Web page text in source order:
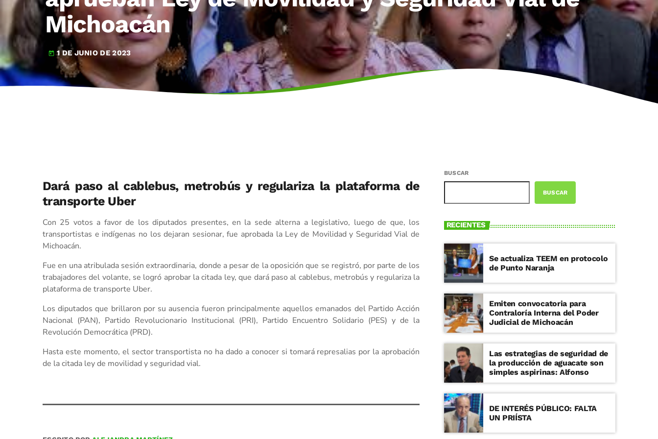
Michoacán
today 1 DE JUNIO DE 2023
Dará paso al cablebus, metrobús y regulariza la plataforma de
transporte Uber
Con 25 votos a favor de los diputados presentes, en la sede alterna a legislativo, luego de que, los
transportistas e indígenas no los dejaran sesionar, fue aprobada la Ley de Movilidad y Seguridad Vial de
Michoacán.
Fue en una atribulada sesión extraordinaria, donde a pesar de la oposición que se registró, por parte de los
trabajadores del volante, se logró aprobar la citada ley, que dará paso al cablebus, metrobús y regulariza la
plataforma de transporte Uber.
Los diputados que brillaron por su ausencia fueron principalmente aquellos emanados del Partido Acción
Nacional (PAN), Partido Revolucionario Institucional (PRI), Partido Encuentro Solidario (PES) y de la
Revolución Democrática (PRD).
Hasta este momento, el sector transportista no ha dado a conocer si tomará represalias por la aprobación
de la citada ley de movilidad y seguridad vial.
BUSCAR
BUSCAR
RECIENTES
Se actualiza TEEM en protocolo
de Punto Naranja
Emiten convocatoria para
Contraloría Interna del Poder
Judicial de Michoacán
Las estrategias de seguridad de
la producción de aguacate son
simples aspirinas: Alfonso
DE INTERÉS PÚBLICO: FALTA
UN PRIÍSTA